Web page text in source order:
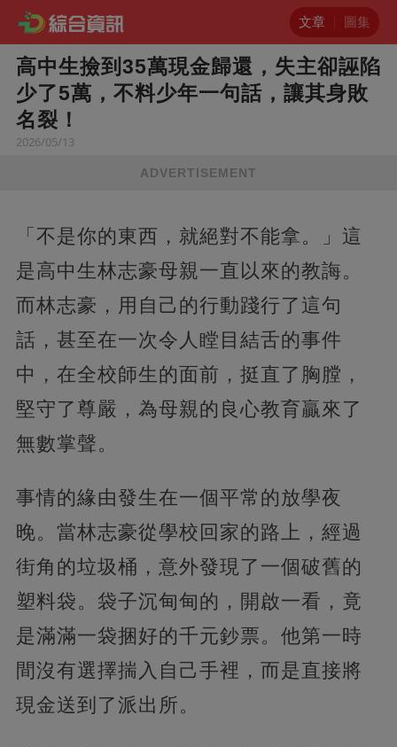
文章 圖集
高中生撿到35萬現金歸還，失主卻誣陷
少了5萬，不料少年一句話，讓其身敗
名裂！
2026/05/13
ADVERTISEMENT
「不是你的東西，就絕對不能拿。」這
是高中生林志豪母親一直以來的教誨。
而林志豪，用自己的行動踐行了這句
話，甚至在一次令人瞠目結舌的事件
中，在全校師生的面前，挺直了胸膛，
堅守了尊嚴，為母親的良心教育贏來了
無數掌聲。
事情的緣由發生在一個平常的放學夜
晚。當林志豪從學校回家的路上，經過
街角的垃圾桶，意外發現了一個破舊的
塑料袋。袋子沉甸甸的，開啟一看，竟
是滿滿一袋捆好的千元鈔票。他第一時
間沒有選擇揣入自己手裡，而是直接將
現金送到了派出所。